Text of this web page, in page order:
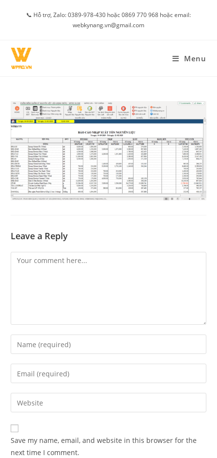
📞 Hỗ trợ, Zalo: 0389-978-430 hoặc 0869 770 968 hoặc email:
webkynang.vn@gmail.com
Menu
Leave a Reply
Comment
Enter
your
name
comment
Enter
your
email
address
comment
Enter
your
website
URL
(optional)
Save my name, email, and website in this browser for the
next time I comment.